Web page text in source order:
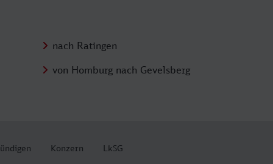
nach Ratingen
von Homburg nach Gevelsberg
Konzern LkSG